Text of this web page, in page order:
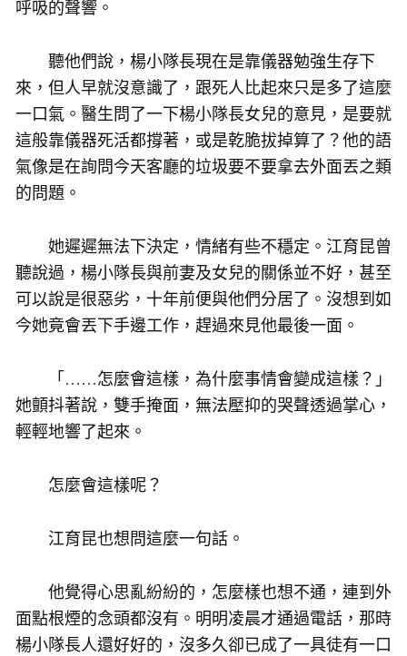
呼吸的聲響。
聽他們說，楊小隊長現在是靠儀器勉強生存下
來，但人早就沒意識了，跟死人比起來只是多了這麼
一口氣。醫生問了一下楊小隊長女兒的意見，是要就
這般靠儀器死活都撐著，或是乾脆拔掉算了？他的語
氣像是在詢問今天客廳的垃圾要不要拿去外面丟之類
的問題。
她遲遲無法下決定，情緒有些不穩定。江育昆曾
聽說過，楊小隊長與前妻及女兒的關係並不好，甚至
可以說是很惡劣，十年前便與他們分居了。沒想到如
今她竟會丟下手邊工作，趕過來見他最後一面。
「……怎麼會這樣，為什麼事情會變成這樣？」
她顫抖著說，雙手掩面，無法壓抑的哭聲透過掌心，
輕輕地響了起來。
怎麼會這樣呢？
江育昆也想問這麼一句話。
他覺得心思亂紛紛的，怎麼樣也想不通，連到外
面點根煙的念頭都沒有。明明凌晨才通過電話，那時
楊小隊長人還好好的，沒多久卻已成了一具徒有一口